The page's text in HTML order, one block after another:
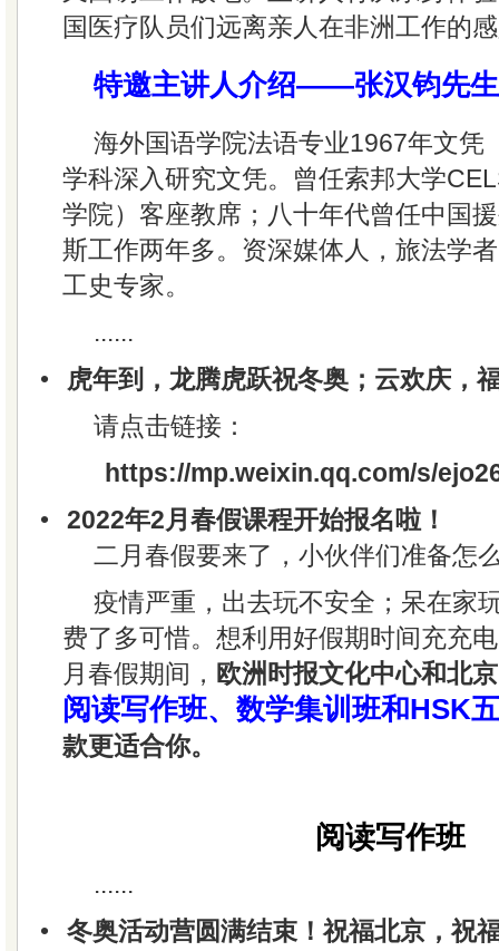
国医疗队员们远离亲人在非洲工作的
特邀主讲人介绍——张汉钧先生
海外国语学院法语专业1967年文凭
学科深入研究文凭。曾任索邦大学
学院）客座教席；八十年代曾任中国
斯工作两年多。资深媒体人，旅法学
工史专家。
......
•
虎年到，龙腾虎跃祝冬奥；云欢庆，
请点击链接：
https://mp.weixin.qq.com/s/
•
2022年2月春假课程开始报名啦！
二月春假要来了，小伙伴们准备怎
疫情严重，出去玩不安全；呆在家
费了多可惜。想利用好假期时间充充
月春假期间， 欧洲时报文化中心和北
阅读写作班、数学集训班和HSK
款更适合你。
阅读写作班
......
•
冬奥活动营圆满结束！祝福北京，祝